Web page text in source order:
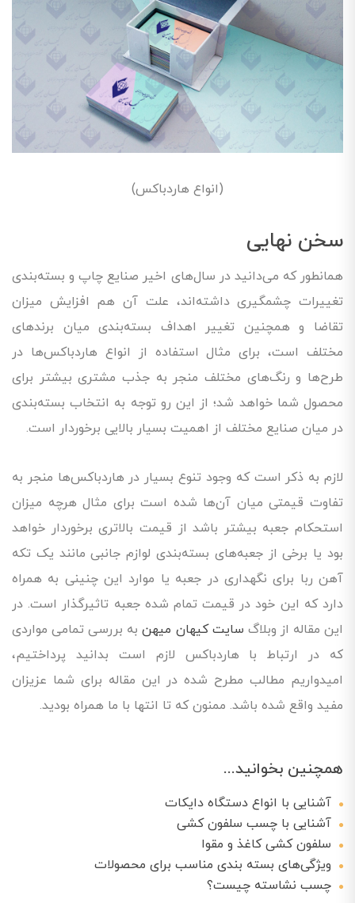
(انواع هاردباکس)
سخن نهایی
همانطور که می‌دانید در سال‌های اخیر صنایع چاپ و بسته‌بندی
تغییرات چشمگیری داشته‌اند، علت آن هم افزایش میزان
تقاضا و همچنین تغییر اهداف بسته‌بندی میان برند‌های
مختلف است، برای مثال استفاده از انواع هاردباکس‌ها در
طرح‌ها و رنگ‌های مختلف منجر به جذب مشتری بیشتر برای
محصول شما خواهد شد؛ از این رو توجه به انتخاب بسته‌بندی
در میان صنایع مختلف از اهمیت بسیار بالایی برخوردار است.
لازم به ذکر است که وجود تنوع بسیار در هاردباکس‌ها منجر به
تفاوت قیمتی میان آن‌ها شده است برای مثال هرچه میزان
استحکام جعبه بیشتر باشد از قیمت بالاتری برخوردار خواهد
بود یا برخی از جعبه‌های بسته‌بندی لوازم جانبی مانند یک تکه
آهن ربا برای نگهداری در جعبه یا موارد این چنینی به همراه
دارد که این خود در قیمت تمام شده جعبه تاثیرگذار است. در
این مقاله از وبلاگ سایت کیهان میهنبه بررسی تمامی مواردی
که در ارتباط با هاردباکس لازم است بدانید پرداختیم،
امیدواریم مطالب مطرح شده در این مقاله برای شما عزیزان
مفید واقع شده باشد. ممنون که تا انتها با ما همراه بودید.
همچنین بخوانید...
آشنایی با انواع دستگاه دایکات
آشنایی با چسب سلفون کشی
سلفون کشی کاغذ و مقوا
ویژگی‌های بسته بندی مناسب برای محصولات
چسب نشاسته چیست؟